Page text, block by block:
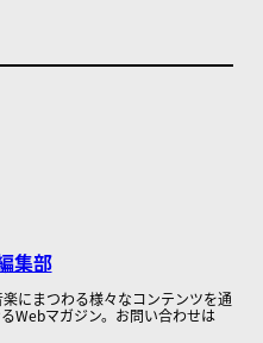
集部
にまつわる様々なコンテンツを通
Webマガジン。お問い合わせは